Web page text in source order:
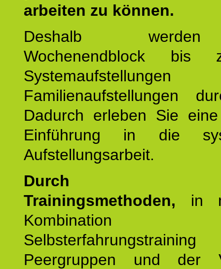
arbeiten zu können.
Deshalb
Wochenendblock bis
Familienaufstellungen
Dadurch erleben Sie
Einführung in die
Aufstellungsarbeit.
Durch
Trainingsmethoden, in
Peergruppen und der